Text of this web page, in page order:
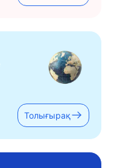
Толығырақ